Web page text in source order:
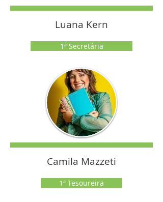
Luana Kern
1ª Secretária
Camila Mazzeti
1ª Tesoureira